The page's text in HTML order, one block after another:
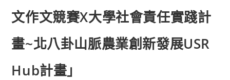
文作文競賽X大學社會責任實踐計
畫~北八卦山脈農業創新發展USR
Hub計畫」